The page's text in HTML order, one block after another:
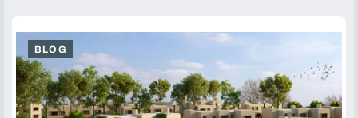
BLOG